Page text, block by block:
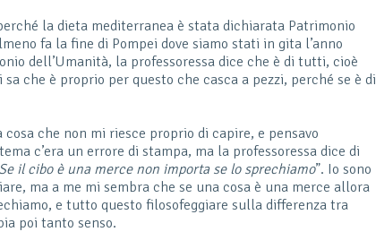
la dieta mediterranea è stata dichiarata Patrimonio
fa la fine di Pompei dove siamo stati in gita l’anno
dell’Umanità, la professoressa dice che è di tutti, cioè
che è proprio per questo che casca a pezzi, perché se è di
cosa che non mi riesce proprio di capire, e pensavo
c’era un errore di stampa, ma la professoressa dice di
Se il cibo è una merce non importa se lo sprechiamo”. Io sono
ma a me mi sembra che se una cosa è una merce allora
e tutto questo filosofeggiare sulla differenza tra
poi tanto senso.